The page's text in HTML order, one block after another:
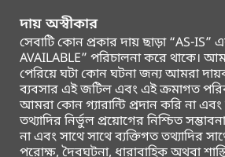
দায় অস্বীকার
সেবাটি কোন প্রকার দায় ছাড়া “AS-IS”
AVAILABLE” পরিচালনা করে থাকে।
পেরিয়ে ঘটা কোন ঘটনা জন্য আমরা
ব্যবসার এই জটিল এবং এই ক্রমাগত
আমরা কোন গ্যারান্টি প্রদান করি না
তথ্যাদির নির্ভুল প্রয়োগের নিশ্চিত
না এবং সাথে সাথে ব্যক্তিগত তথ্যাদির
পরোক্ষ, দৈবঘটনা, ধারাবাহিক অথবা